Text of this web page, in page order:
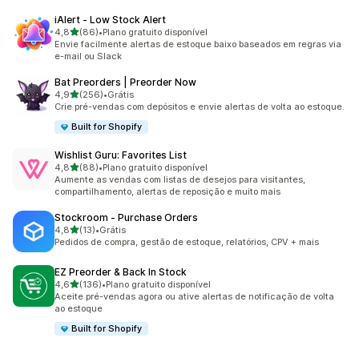
iAlert ‑ Low Stock Alert
4,8de 5 estrelas
(86)
86 avaliações ao todo
•Plano gratuito disponível
Envie facilmente alertas de estoque baixo baseados em regras via
e-mail ou Slack
Bat Preorders | Preorder Now
4,9de 5 estrelas
(256)
256 avaliações ao todo
•Grátis
Crie pré-vendas com depósitos e envie alertas de volta ao estoque.
Built for Shopify
Wishlist Guru: Favorites List
4,8de 5 estrelas
(88)
88 avaliações ao todo
•Plano gratuito disponível
Aumente as vendas com listas de desejos para visitantes,
compartilhamento, alertas de reposição e muito mais
Stockroom ‑ Purchase Orders
4,8de 5 estrelas
(13)
13 avaliações ao todo
•Grátis
Pedidos de compra, gestão de estoque, relatórios, CPV + mais
EZ Preorder & Back In Stock
4,6de 5 estrelas
(136)
136 avaliações ao todo
•Plano gratuito disponível
Aceite pré-vendas agora ou ative alertas de notificação de volta
ao estoque
Built for Shopify